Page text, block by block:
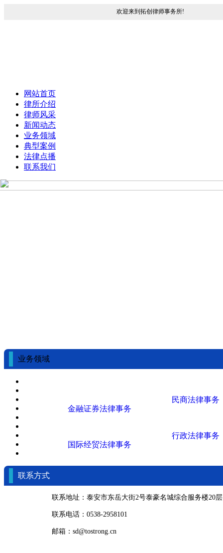
欢迎来到拓创律师事务所!
网站首页
律所介绍
律师风采
新闻动态
业务领域
典型案例
法律点播
联系我们
业务领域
民商法律事务
金融证券法律事务
行政法律事务
国际经贸法律事务
联系方式
联系地址：泰安市东岳大街2号泰豪名城综合服务楼20层
联系电话：0538-2958101
邮箱：sd@tostrong.cn